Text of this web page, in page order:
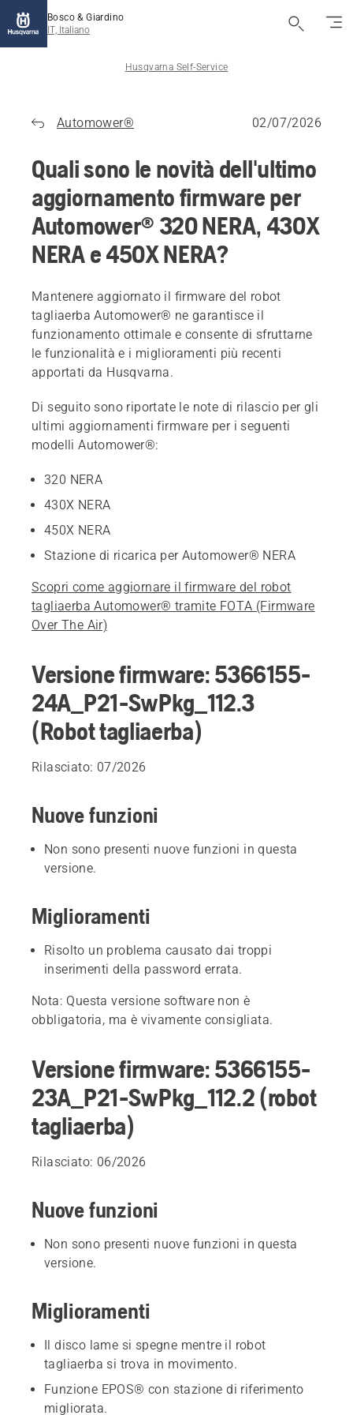
Bosco & Giardino
IT, Italiano
Husqvarna Self-Service
Automower® 02/07/2026
Quali sono le novità dell'ultimo
aggiornamento firmware per
Automower® 320 NERA, 430X
NERA e 450X NERA?
Mantenere aggiornato il firmware del robot
tagliaerba Automower® ne garantisce il
funzionamento ottimale e consente di sfruttarne
le funzionalità e i miglioramenti più recenti
apportati da Husqvarna.
Di seguito sono riportate le note di rilascio per gli
ultimi aggiornamenti firmware per i seguenti
modelli Automower®:
320 NERA
430X NERA
450X NERA
Stazione di ricarica per Automower® NERA
Scopri come aggiornare il firmware del robot
tagliaerba Automower® tramite FOTA (Firmware
Over The Air)
Versione firmware: 5366155-
24A_P21-SwPkg_112.3
(Robot tagliaerba)
Rilasciato: 07/2026
Nuove funzioni
Non sono presenti nuove funzioni in questa
versione.
Miglioramenti
Risolto un problema causato dai troppi
inserimenti della password errata.
Nota: Questa versione software non è
obbligatoria, ma è vivamente consigliata.
Versione firmware: 5366155-
23A_P21-SwPkg_112.2 (robot
tagliaerba)
Rilasciato: 06/2026
Nuove funzioni
Non sono presenti nuove funzioni in questa
versione.
Miglioramenti
Il disco lame si spegne mentre il robot
tagliaerba si trova in movimento.
Funzione EPOS® con stazione di riferimento
migliorata.